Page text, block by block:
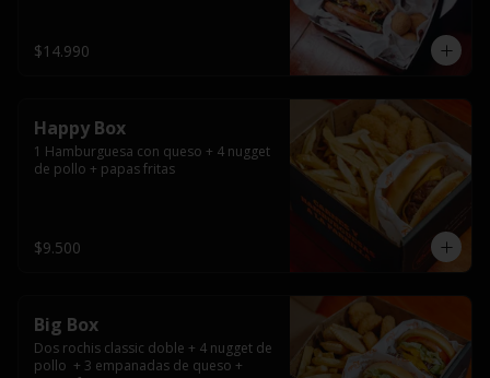
$14.990
Happy Box
1 Hamburguesa con queso + 4 nugget
de pollo + papas fritas
$9.500
Big Box
Dos rochis classic doble + 4 nugget de
pollo  + 3 empanadas de queso +